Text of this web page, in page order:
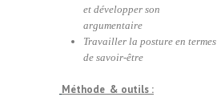
et développer son
argumentaire
Travailler la posture en termes
de savoir-être
Méthode & outils :